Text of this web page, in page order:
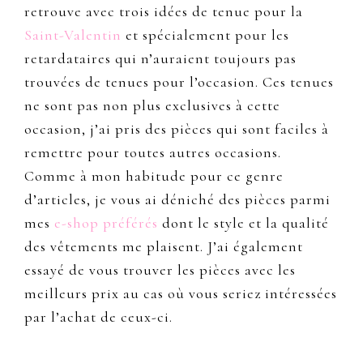
retrouve avec trois idées de tenue pour la
Saint-Valentin et spécialement pour les
retardataires qui n’auraient toujours pas
trouvées de tenues pour l’occasion. Ces tenues
ne sont pas non plus exclusives à cette
occasion, j’ai pris des pièces qui sont faciles à
remettre pour toutes autres occasions.
Comme à mon habitude pour ce genre
d’articles, je vous ai déniché des pièces parmi
mes e-shop préférés dont le style et la qualité
des vêtements me plaisent. J’ai également
essayé de vous trouver les pièces avec les
meilleurs prix au cas où vous seriez intéressées
par l’achat de ceux-ci.